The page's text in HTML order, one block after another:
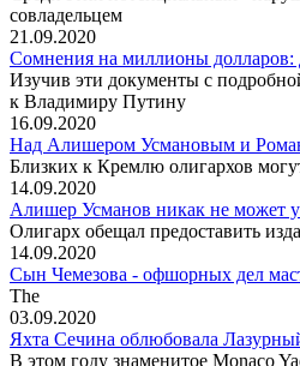
совладельцем
21.09.2020
Сомнения на миллионы долларов:
Изучив эти документы с
к Владимиру Путину
16.09.2020
Над Алишером Усмановым и
Близких к Кремлю олигархов
14.09.2020
Алишер Усманов никак не может
Олигарх обещал предоставить
14.09.2020
Сын Чемезова - офшорных дел
The
03.09.2020
Яхта Сечина облюбовала
В этом году знаменитое Monaco